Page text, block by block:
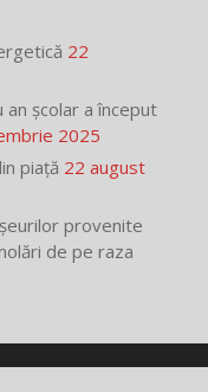
22
an școlar a început
2025
piață 22 august
provenite
de pe raza